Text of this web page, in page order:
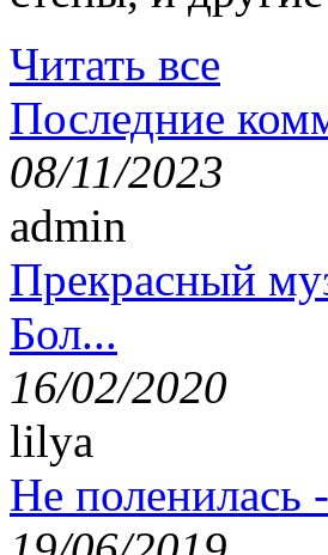
Читать все
Последние
08/11/2023
admin
Прекрасный
Бол...
16/02/2020
lilya
Не поленилась